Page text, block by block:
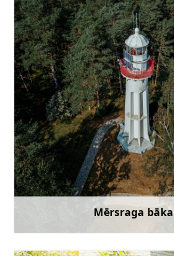
Mērsraga bāka
tic.mersrags@talsi.lv
+371 25689070
Doties